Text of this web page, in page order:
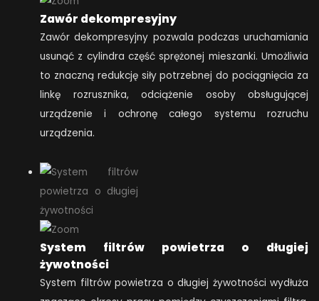
Zawór dekompresyjny
Zawór dekompresyjny pozwala podczas uruchamiania
usunąć z cylindra część sprężonej mieszanki. Umożliwia
to znaczną redukcję siły potrzebnej do pociągnięcia za
linkę rozrusznika, odciążenie osoby obsługującej
urządzenie i ochronę całego systemu rozruchu
urządzenia.
System filtrów powietrza o długiej
żywotności
System filtrów powietrza o długiej żywotności wydłuża